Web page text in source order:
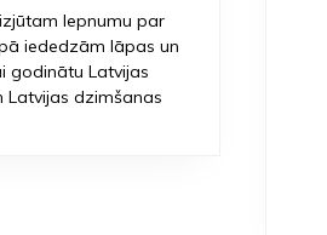
lepnumu par
iededzām lāpas un
godinātu Latvijas
Latvijas dzimšanas